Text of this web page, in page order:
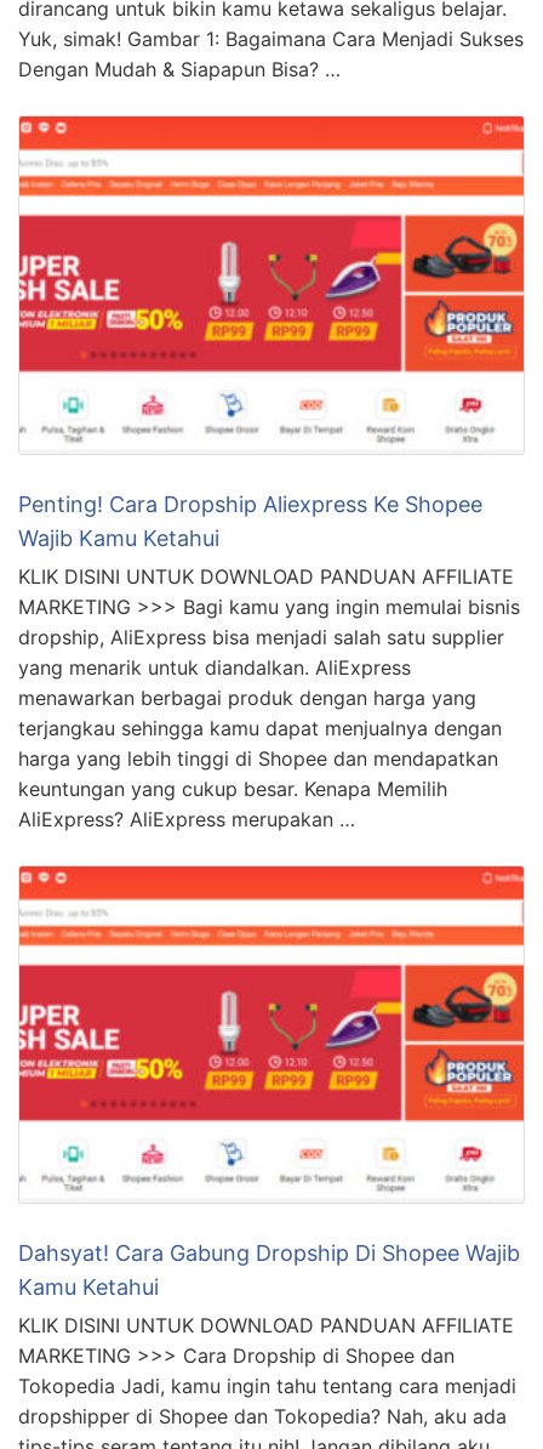
dirancang untuk bikin kamu ketawa sekaligus belajar.
Yuk, simak! Gambar 1: Bagaimana Cara Menjadi Sukses
Dengan Mudah & Siapapun Bisa? …
Penting! Cara Dropship Aliexpress Ke Shopee
Wajib Kamu Ketahui
KLIK DISINI UNTUK DOWNLOAD PANDUAN AFFILIATE
MARKETING >>> Bagi kamu yang ingin memulai bisnis
dropship, AliExpress bisa menjadi salah satu supplier
yang menarik untuk diandalkan. AliExpress
menawarkan berbagai produk dengan harga yang
terjangkau sehingga kamu dapat menjualnya dengan
harga yang lebih tinggi di Shopee dan mendapatkan
keuntungan yang cukup besar. Kenapa Memilih
AliExpress? AliExpress merupakan …
Dahsyat! Cara Gabung Dropship Di Shopee Wajib
Kamu Ketahui
KLIK DISINI UNTUK DOWNLOAD PANDUAN AFFILIATE
MARKETING >>> Cara Dropship di Shopee dan
Tokopedia Jadi, kamu ingin tahu tentang cara menjadi
dropshipper di Shopee dan Tokopedia? Nah, aku ada